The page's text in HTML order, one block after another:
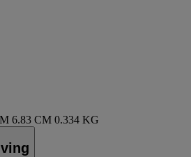
6.83 CM 0.334 KG